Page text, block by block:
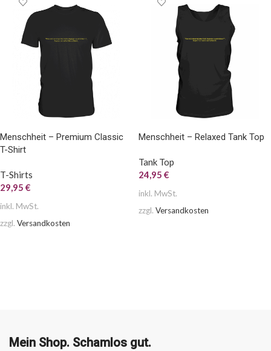
Menschheit – Premium Classic
T-Shirt
T-Shirts
29,95 €
inkl. MwSt.
zzgl. Versandkosten
Menschheit – Relaxed Tank Top
Tank Top
24,95 €
inkl. MwSt.
zzgl. Versandkosten
Mein Shop. Schamlos gut.